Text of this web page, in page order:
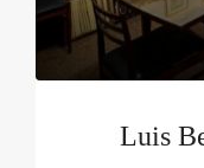
Luis